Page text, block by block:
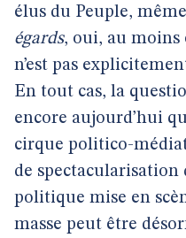
élus du Peuple,
égards, oui, au moins
n’est pas
En tout cas, la
encore aujourd’hui
cirque politico-
de spectacularisation
politique mise en
masse peut être